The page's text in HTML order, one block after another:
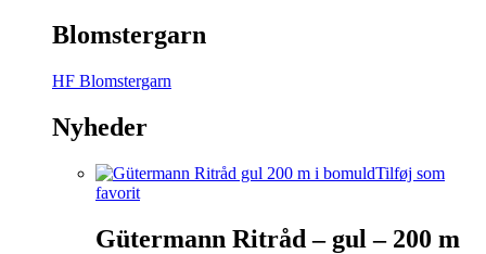
Blomstergarn
HF Blomstergarn
Nyheder
Tilføj som
favorit
Gütermann Ritråd – gul – 200 m